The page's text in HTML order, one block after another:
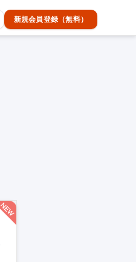
新規会員登録（無料）